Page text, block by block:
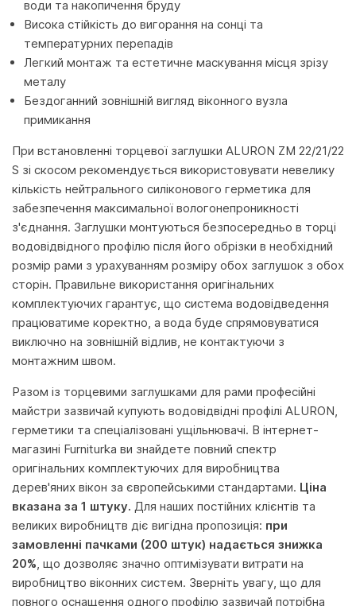
води та накопичення бруду
Висока стійкість до вигорання на сонці та
температурних перепадів
Легкий монтаж та естетичне маскування місця зрізу
металу
Бездоганний зовнішній вигляд віконного вузла
примикання
При встановленні торцевої заглушки ALURON ZM 22/21/22
S зі скосом рекомендується використовувати невелику
кількість нейтрального силіконового герметика для
забезпечення максимальної вологонепроникності
з'єднання. Заглушки монтуються безпосередньо в торці
водовідвідного профілю після його обрізки в необхідний
розмір рами з урахуванням розміру обох заглушок з обох
сторін. Правильне використання оригінальних
комплектуючих гарантує, що система водовідведення
працюватиме коректно, а вода буде спрямовуватися
виключно на зовнішній відлив, не контактуючи з
монтажним швом.
Разом із торцевими заглушками для рами професійні
майстри зазвичай купують водовідвідні профілі ALURON,
герметики та спеціалізовані ущільнювачі. В інтернет-
магазині Furniturka ви знайдете повний спектр
оригінальних комплектуючих для виробництва
дерев'яних вікон за європейськими стандартами. Ціна
вказана за 1 штуку. Для наших постійних клієнтів та
великих виробництв діє вигідна пропозиція: при
замовленні пачками (200 штук) надається знижка
20%, що дозволяє значно оптимізувати витрати на
виробництво віконних систем. Зверніть увагу, що для
повного оснащення одного профілю зазвичай потрібна